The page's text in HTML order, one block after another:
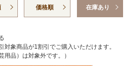
価格順 在庫あり
象商品が1割引でご購入いただけます。
用品）は対象外です。）